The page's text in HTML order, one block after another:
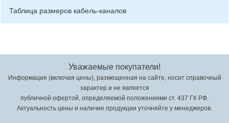
Таблица размеров кабель-каналов
Уважаемые покупатели!
Информация (включая цены), размещенная на сайте, носит справочный
характер и не является
публичной офертой, определяемой положениями ст. 437 ГК РФ.
Актуальность цены и наличие продукции уточняйте у менеджеров.